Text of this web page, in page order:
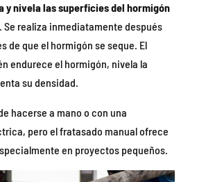
y nivela las superficies del hormigón
Se realiza inmediatamente después
de que el hormigón se seque. El
endurece el hormigón, nivela la
su densidad.
hacerse a mano o con una
pero el fratasado manual ofrece
en proyectos pequeños.